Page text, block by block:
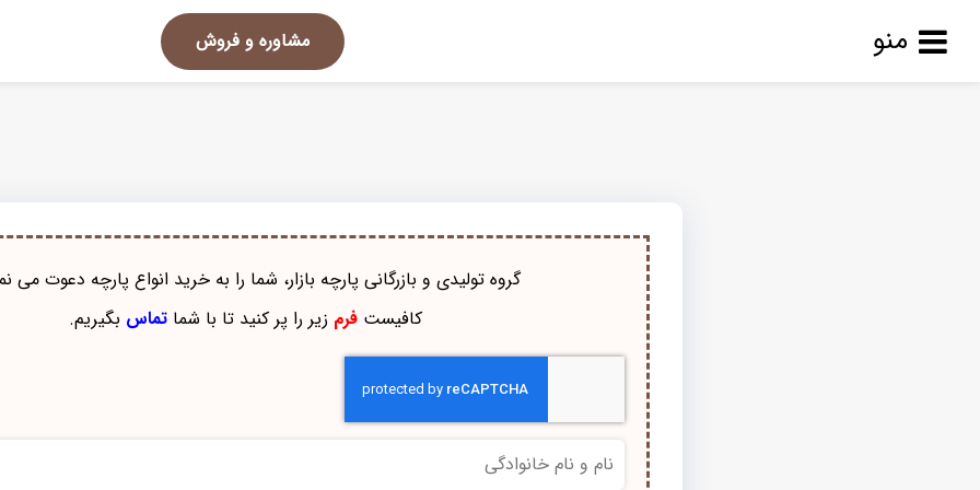
منو مشاوره و فروش
گروه تولیدی و بازرگانی پارچه بازار، شما را به خرید انواع پارچه دعوت می
کافیستفرم زیر را پر کنید تا با شماتماس بگیریم.